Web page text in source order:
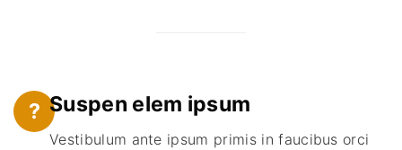
? Suspen elem ipsum
Vestibulum ante ipsum primis in faucibus orci